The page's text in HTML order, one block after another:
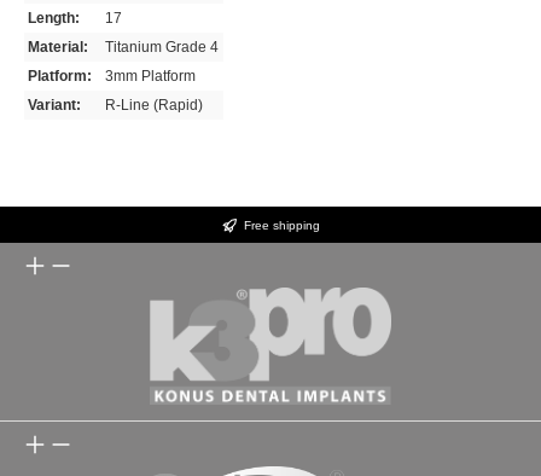
Length:
17
Material:
Titanium Grade 4
Platform:
3mm Platform
Variant:
R-Line (Rapid)
Free shipping